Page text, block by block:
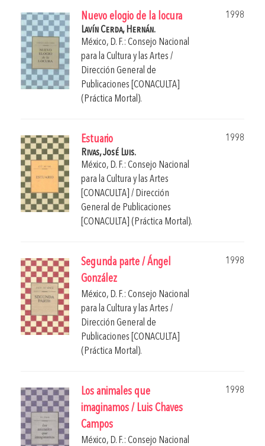
Nuevo elogio de la locura
1998
Lavín Cerda, Hernán.
México, D. F.: Consejo Nacional
para la Cultura y las Artes /
Dirección General de
Publicaciones [CONACULTA]
(Práctica Mortal).
Estuario
1998
Rivas, José Luis.
México, D. F.: Consejo Nacional
para la Cultura y las Artes
[CONACULTA] / Dirección
General de Publicaciones
[CONACULTA] (Práctica Mortal).
Segunda parte / Ángel
González
1998
México, D. F.: Consejo Nacional
para la Cultura y las Artes /
Dirección General de
Publicaciones [CONACULTA]
(Práctica Mortal).
Los animales que
imaginamos / Luis Chaves
Campos
1998
México, D. F.: Consejo Nacional